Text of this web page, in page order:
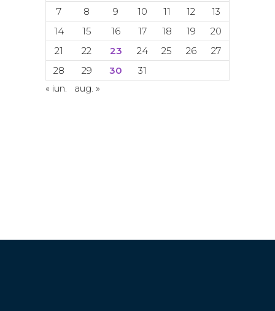
7
8 9 10 11 12
13
14
15 16 17 18 19
20
21
22 23 24 25 26
27
28
29 30
31
« iun.
aug. »